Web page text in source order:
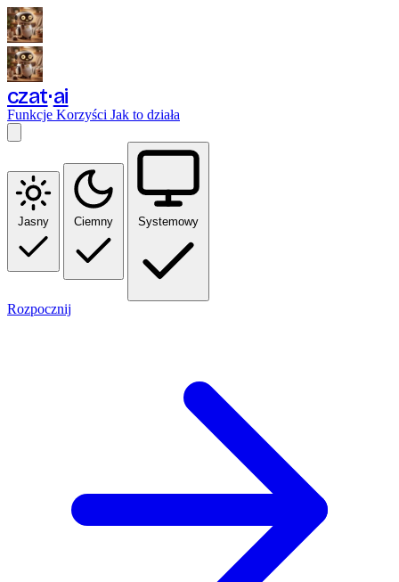
czat ai
Funkcje Korzyści Jak to działa
Jasny Ciemny Systemowy
Rozpocznij